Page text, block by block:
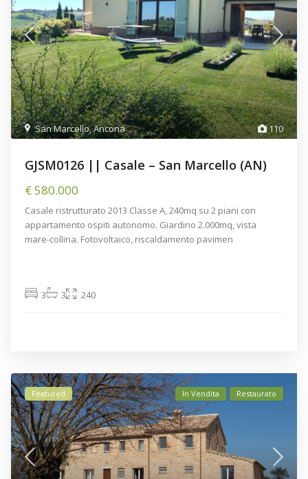
110
San Marcello,Ancona
GJSM0126 || Casale – San Marcello (AN)
€ 580.000
Casale ristrutturato 2013 Classe A, 240mq su 2 piani con
appartamento ospiti autonomo. Giardino 2.000mq, vista
mare-collina. Fotovoltaico, riscaldamento pavimen
3 3 240
Featured In Vendita Restaurato